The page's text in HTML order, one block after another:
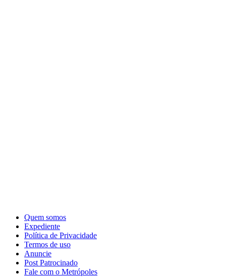
Quem somos
Expediente
Política de Privacidade
Termos de uso
Anuncie
Post Patrocinado
Fale com o Metrópoles